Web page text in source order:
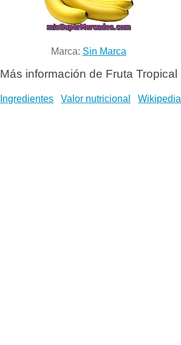
Marca: Sin Marca
Más información de Fruta Tropical
Ingredientes Valor nutricional Wikipedia